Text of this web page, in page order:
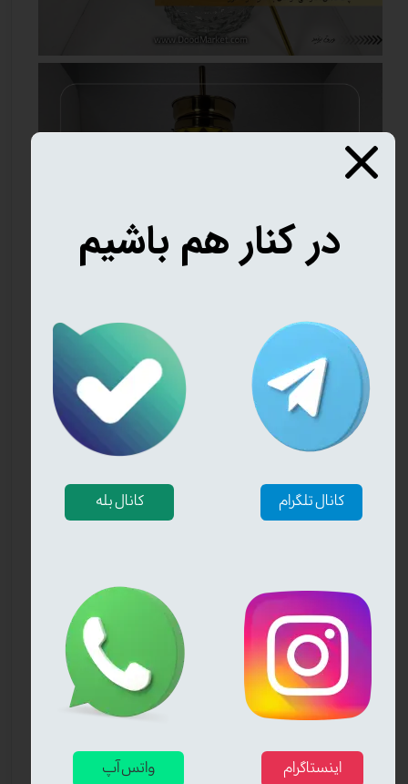
در کنار هم باشیم
کانال بله کانال تلگرام
واتس آپ اینستاگرام